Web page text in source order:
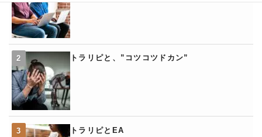
トラリピと、”コツコツドカン”
トラリピとEA